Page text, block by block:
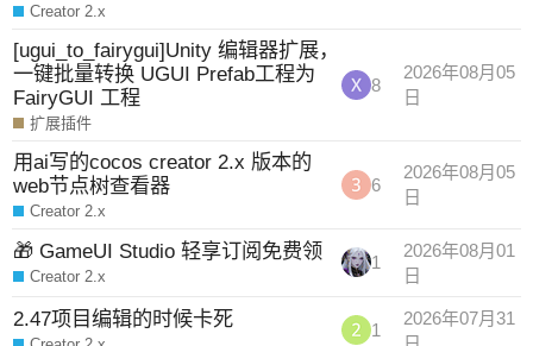
Creator 2.x
[ugui_to_fairygui]Unity 编辑器扩展，
一键批量转换 UGUI Prefab工程为
FairyGUI 工程
扩展插件
8
2026年08月05
日
用ai写的cocos creator 2.x 版本的
web节点树查看器
Creator 2.x
6
2026年08月05
日
🎁 GameUI Studio 轻享订阅免费领
Creator 2.x
1
2026年08月01
日
2.47项目编辑的时候卡死 1
2026年07月31